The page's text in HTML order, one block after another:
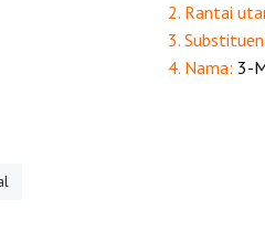
2. Rantai
3.
4. Nama: 3-